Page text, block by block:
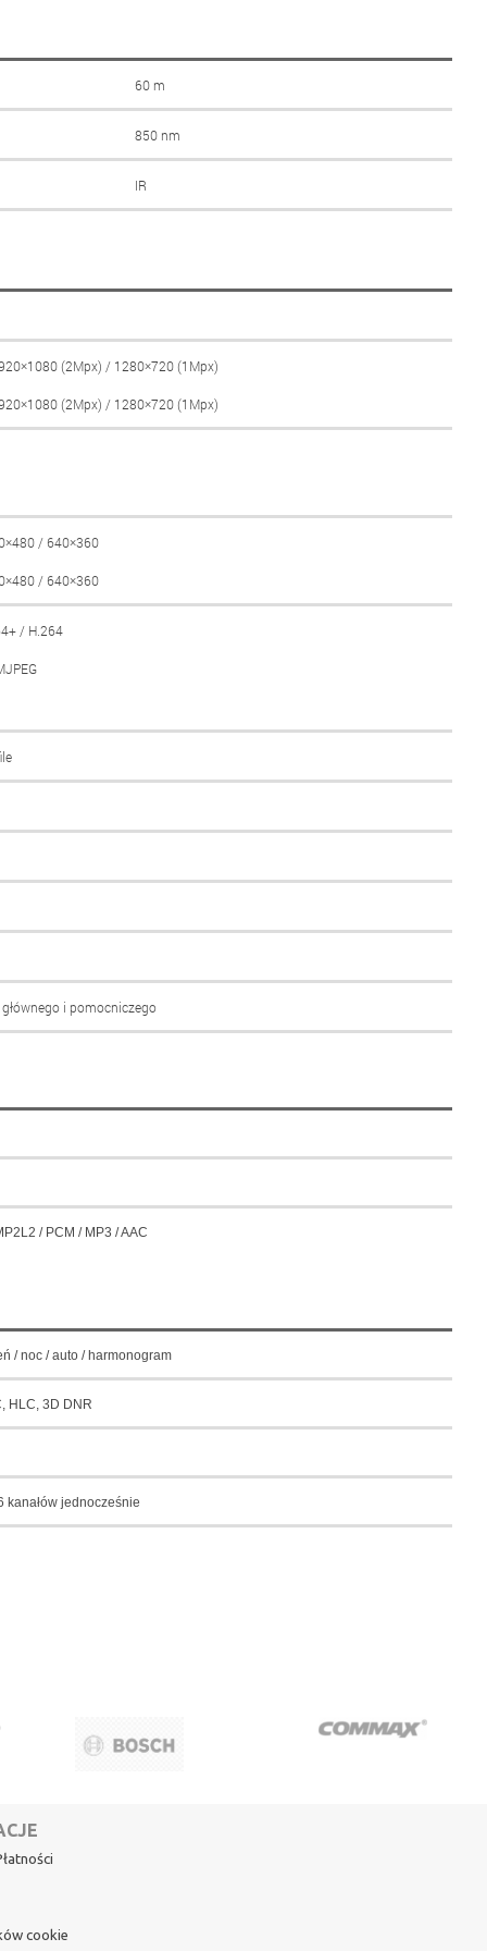
60 m
850 nm
IR
(2Mpx) / 1280×720 (1Mpx)
(2Mpx) / 1280×720 (1Mpx)
/ 640×360
/ 640×360
/ H.264
i pomocniczego
/ PCM / MP3 / AAC
/ noc / auto / harmonogram
HLC, 3D DNR
kanałów jednocześnie
cookie